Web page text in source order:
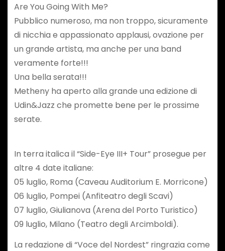
Are You Going With Me?
Pubblico numeroso, ma non troppo, sicuramente
di nicchia e appassionato applausi, ovazione per
un grande artista, ma anche per una band
veramente forte!!!
Una bella serata!!!
Metheny ha aperto alla grande una edizione di
Udin&Jazz che promette bene per le prossime
serate.
In terra italica il “Side-Eye III+ Tour” prosegue per
altre 4 date italiane:
05 luglio, Roma (Caveau Auditorium E. Morricone)
06 luglio, Pompei (Anfiteatro degli Scavi)
07 luglio, Giulianova (Arena del Porto Turistico)
09 luglio, Milano (Teatro degli Arcimboldi).
La redazione di “Voce del Nordest” ringrazia come